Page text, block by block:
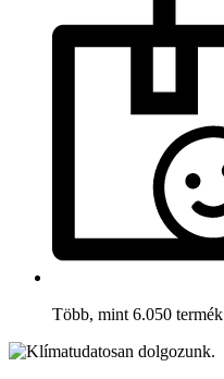
Több, mint 6.050 termék